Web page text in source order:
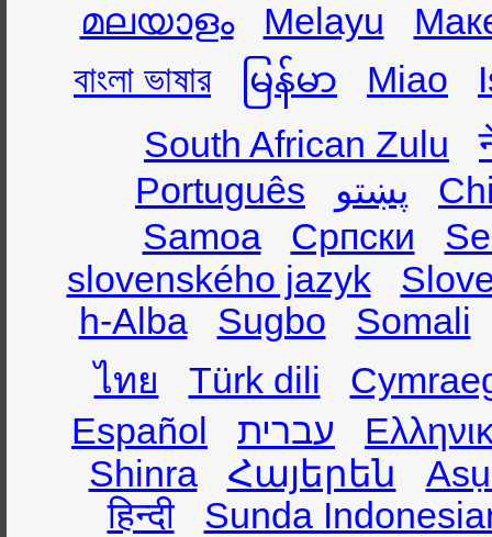
മലയാളം
Melayu
বাংলা ভাষার
မြန်မာ Miao
South African Zulu
Português
پښتو
Samoa
Српски
slovenského jazyk
h-Alba
Sugbo
Somali
ไทย
Türk dili
Español
עברית
Shinra
Հայերեն
हिन्दी
Sunda